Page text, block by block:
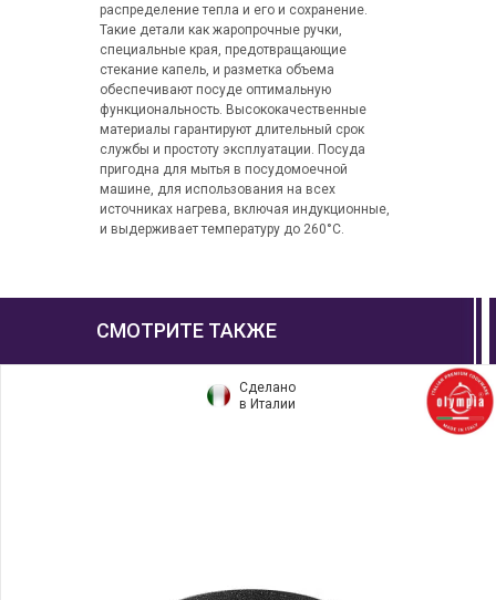
распределение тепла и его и сохранение.
Такие детали как жаропрочные ручки,
специальные края, предотвращающие
стекание капель, и разметка объема
обеспечивают посуде оптимальную
функциональность. Высококачественные
материалы гарантируют длительный срок
службы и простоту эксплуатации. Посуда
пригодна для мытья в посудомоечной
машине, для использования на всех
источниках нагрева, включая индукционные,
и выдерживает температуру до 260°C.
СМОТРИТЕ ТАКЖЕ
Сделано
в Италии